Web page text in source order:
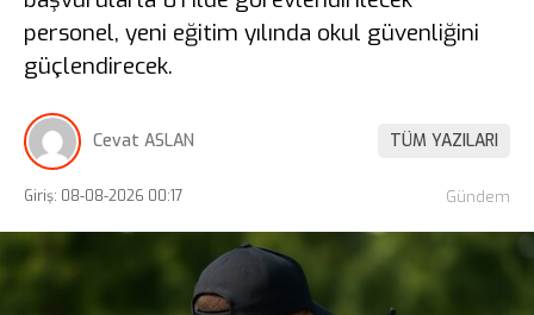
personel, yeni eğitim yılında okul güvenliğini
güçlendirecek.
Cevat ASLAN TÜM YAZILARI
Giriş: 08-08-2026 00:17 Gündem